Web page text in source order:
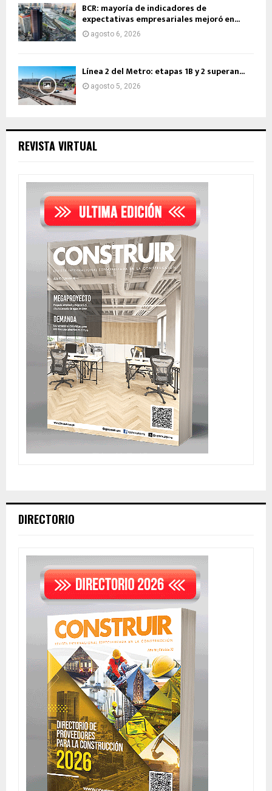
BCR: mayoría de indicadores de
expectativas empresariales mejoró en...
agosto 6, 2026
Línea 2 del Metro: etapas 1B y 2 superan...
agosto 5, 2026
REVISTA VIRTUAL
DIRECTORIO